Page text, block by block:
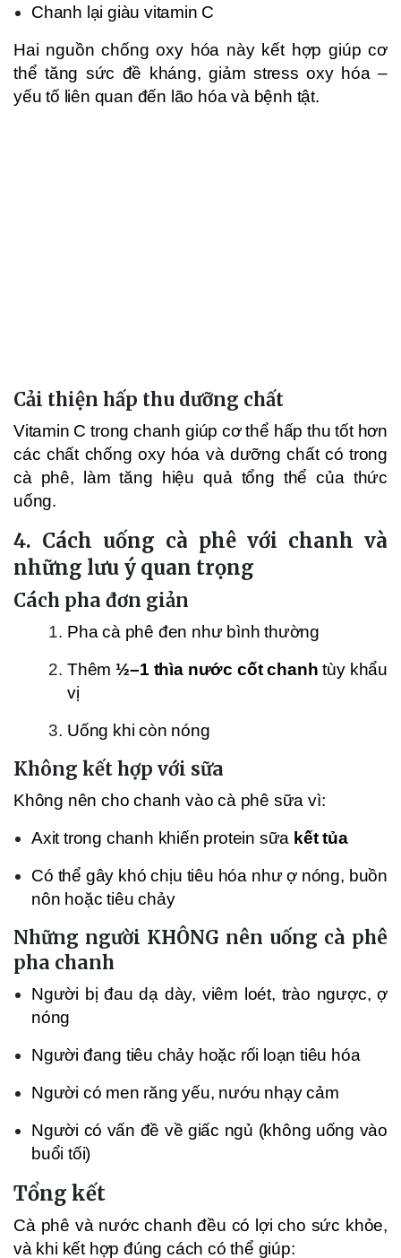
Chanh lại giàu vitamin C
Hai nguồn chống oxy hóa này kết hợp giúp cơ
thể tăng sức đề kháng, giảm stress oxy hóa –
yếu tố liên quan đến lão hóa và bệnh tật.
Cải thiện hấp thu dưỡng chất
Vitamin C trong chanh giúp cơ thể hấp thu tốt hơn
các chất chống oxy hóa và dưỡng chất có trong
cà phê, làm tăng hiệu quả tổng thể của thức
uống.
4. Cách uống cà phê với chanh và
những lưu ý quan trọng
Cách pha đơn giản
Pha cà phê đen như bình thường
Thêm½–1 thìa nước cốt chanh tùy khẩu
vị
Uống khi còn nóng
Không kết hợp với sữa
Không nên cho chanh vào cà phê sữa vì:
Axit trong chanh khiến protein sữa kết tủa
Có thể gây khó chịu tiêu hóa như ợ nóng, buồn
nôn hoặc tiêu chảy
Những người KHÔNG nên uống cà phê
pha chanh
Người bị đau dạ dày, viêm loét, trào ngược, ợ
nóng
Người đang tiêu chảy hoặc rối loạn tiêu hóa
Người có men răng yếu, nướu nhạy cảm
Người có vấn đề về giấc ngủ (không uống vào
buổi tối)
Tổng kết
Cà phê và nước chanh đều có lợi cho sức khỏe,
và khi kết hợp đúng cách có thể giúp: